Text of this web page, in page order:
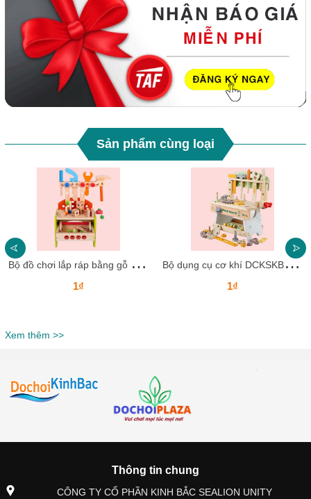
Sản phẩm cùng loại
B
ộ đồ chơi lắp ráp bằng gỗ DCKSKB21 – Khơi nguồn sáng tạo cho trẻ
1₫
B
ộ dụng cụ cơ khí DCKSKB20 – Quà tặng hoàn hảo cho trẻ đam mê sáng tạo
1₫
Xem thêm >>
Thông tin chung
CÔNG TY CỔ PHẦN KINH BẮC SEALION UNITY